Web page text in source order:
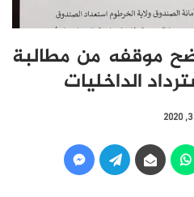
موقفه من مطالبة
الداخليات